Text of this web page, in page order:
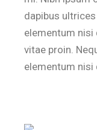
dapibus
elementum
vitae proin.
elementum nisi